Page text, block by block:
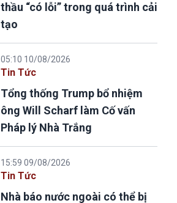
thầu “có lỗi” trong quá trình cải
tạo
05:10 10/08/2026
Tin Tức
Tổng thống Trump bổ nhiệm
ông Will Scharf làm Cố vấn
Pháp lý Nhà Trắng
15:59 09/08/2026
Tin Tức
Nhà báo nước ngoài có thể bị